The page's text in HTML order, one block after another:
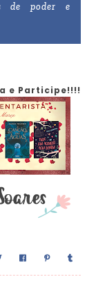
de poder e
e Participe!!!!